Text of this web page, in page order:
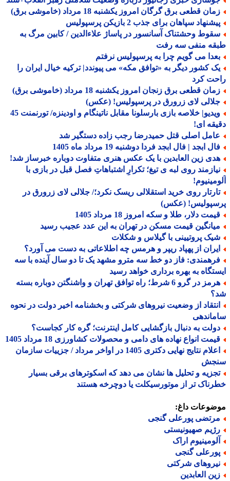
قطعی برق گرگان امروز یکشنبه 18 مرداد (خاموشی برق)
سپاهان برای جذب 2 بازیکن پرسپولیس
وحشتناک آسانسور در پاساژ علاءالدین / کابین مرگ به
منفی سه رفت
می گویم چرا به پرسپولیس نرفتم
کشور دیگر به «توافق مکه» می پیوندد| ترکیه خیال ایران را
کرد
قطعی برق زنجان امروز یکشنبه 18 مرداد (خاموشی برق)
لای زرورق در پرسپولیس! (عکس)
ویدیو| خلاصه بازی بارسلونا مقابل ناتینگام و اودینزه/ تورنمنت 45
ای!
اصلی قتل حمیدرضا رجب زاده دستگیر شد
ابجد | فال ابجد فردا دوشنبه 19 مرداد ماه 1405
زین العابدین با یک عکس هنری متفاوت دوباره خبرساز شد!
روی لبه ی تیغ؛ تکرارِ اشتباهاتِ فصل قبل در بازی با
روی خرید استقلالی ریسک نکرد؛/ جلالی لای زرورق در
(عکس)
دلار، طلا و سکه امروز 18 مرداد 1405
قیمت مسکن در تهران به این عدد عجیب رسید
پروتیینی با گیلاس و شکلات
از پهپاد ریپر و هرمس چه اطلاعاتی به دست می آورد؟
فاز دو خط سه مترو مشهد یک تا دو سال آینده با سه
به بهره برداری خواهد رسید
هرمز در گرو 6 شرط؛ راه توافق تهران و واشنگتن دوباره بسته
از وضعیت نیروهای شرکتی و بخشنامه اخیر دولت در نحوه
به دنبال بازگشایی کامل اینترنت؛ گره کار کجاست؟
انواع نهاده های دامی و محصولات کشاورزی 18 مرداد 1405
اعلام نتایج نهایی دکتری 1405 در اواخر مرداد / جزییات سازمان
و تحلیل ها نشان می دهد که اسکوترهای برقی بسیار
تر از موتورسیکلت یا دوچرخه هستند
داغ:
پورعلی گنجی
صهیونیستی
اراک
گنجی
شرکتی
العابدین